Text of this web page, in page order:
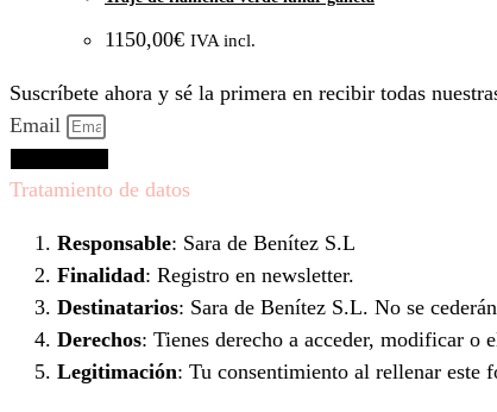
1150,00€ IVA incl.
Suscríbete ahora y sé la primera en recibir todas
Email
Tratamiento de datos
Responsable: Sara de Benítez S.L
Finalidad: Registro en newsletter.
Destinatarios: Sara de Benítez S.L. No se
Derechos: Tienes derecho a acceder, modificar o
Legitimación: Tu consentimiento al rellenar este